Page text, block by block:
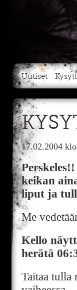
Uutiset
17.02.2004
keikan
liput ja
Me
Kello
herätä
Taitaa tulla